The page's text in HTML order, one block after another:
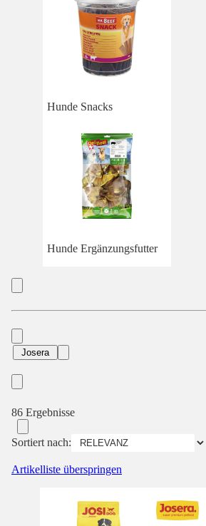
Hunde Snacks
Hunde Ergänzungsfutter
Josera
86 Ergebnisse
Sortiert nach:
Artikelliste überspringen